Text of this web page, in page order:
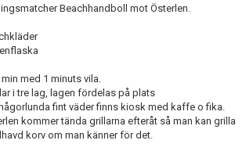
Beachhandboll mot Österlen.
min med 1 minuts vila.
i tre lag, lagen fördelas på plats
fint väder finns kiosk med kaffe o fika.
kommer tända grillarna efteråt så man kan grilla
korv om man känner för det.